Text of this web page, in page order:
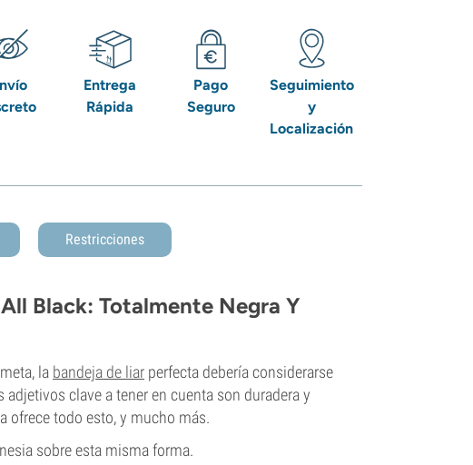
Entrega
Rápida
Pago
Seguro
Seguimiento
y
Localización
Restricciones
Black: Totalmente Negra Y
la bandeja de liar perfecta debería considerarse
clave a tener en cuenta son duradera y
ofrece todo esto, y mucho más.
sobre esta misma forma.